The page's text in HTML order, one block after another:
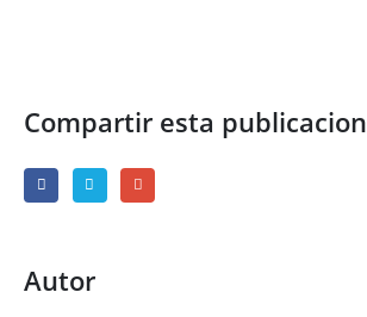
Compartir esta publicacion
Autor